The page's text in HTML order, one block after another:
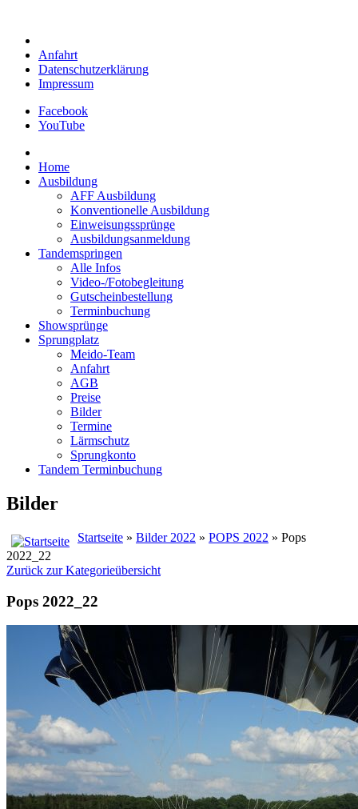
Anfahrt
Datenschutzerklärung
Impressum
Facebook
YouTube
Home
Ausbildung
AFF Ausbildung
Konventionelle Ausbildung
Einweisungssprünge
Ausbildungsanmeldung
Tandemspringen
Alle Infos
Video-/Fotobegleitung
Gutscheinbestellung
Terminbuchung
Showsprünge
Sprungplatz
Meido-Team
Anfahrt
AGB
Preise
Bilder
Termine
Lärmschutz
Sprungkonto
Tandem Terminbuchung
Bilder
Startseite » Bilder 2022 » POPS 2022 » Pops
2022_22
Zurück zur Kategorieübersicht
Pops 2022_22